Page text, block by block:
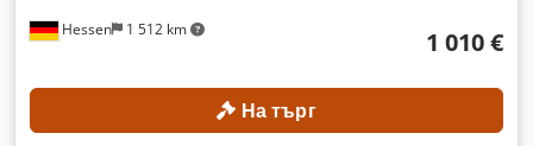
Hessen 1 512 km 1 010 €
На търг